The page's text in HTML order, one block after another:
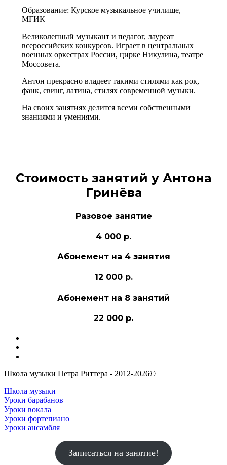
Образование: Курское музыкальное училище,
МГИК
Великолепный музыкант и педагог, лауреат
всероссийских конкурсов. Играет в центральных
военных оркестрах России, цирке Никулина, театре
Моссовета.
Антон прекрасно владеет такими стилями как рок,
фанк, свинг, латина, стилях современной музыки.
На своих занятиях делится всеми собственными
знаниями и умениями.
Стоимость занятий у Антона
Гринёва
Разовое занятие
4 000 р.
Абонемент на 4 занятия
12 000 р.
Абонемент на 8 занятий
22 000 р.
Школа музыки Петра Риттера - 2012-2026©
Школа музыки
Уроки барабанов
Уроки вокала
Уроки фортепиано
Уроки ансамбля
Записаться на занятие!